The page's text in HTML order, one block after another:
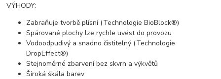
VÝHODY:
Zabraňuje tvorbě plísní (Technologie BioBlock®)
Spárované plochy lze rychle uvést do provozu
Vodoodpudivý a snadno čistitelný (Technologie
DropEffect®)
Stejnoměrné zbarvení bez skvrn a výkvětů
Široká škála barev